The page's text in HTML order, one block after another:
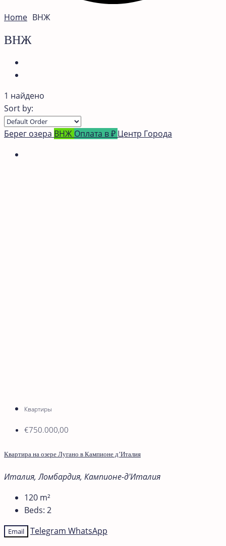
Home ВНЖ
ВНЖ
1 найдено
Sort by:
Берег озера ВНЖ Оплата в ₽ Центр Города
Квартиры
€750.000,00
Квартира на озере Лугано в Кампионе д’Италия
Италия, Ломбардия, Кампионе-д'Италия
120 m²
Beds: 2
Email Telegram WhatsApp